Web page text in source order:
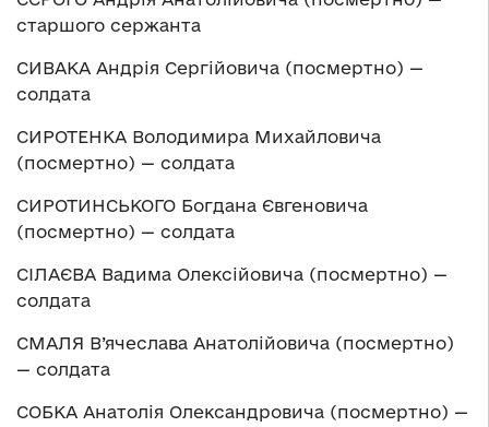
старшого сержанта
СИВАКА Андрія Сергійовича (посмертно) —
солдата
СИРОТЕНКА Володимира Михайловича
(посмертно) — солдата
СИРОТИНСЬКОГО Богдана Євгеновича
(посмертно) — солдата
СІЛАЄВА Вадима Олексійовича (посмертно) —
солдата
СМАЛЯ В’ячеслава Анатолійовича (посмертно)
— солдата
СОБКА Анатолія Олександровича (посмертно) —